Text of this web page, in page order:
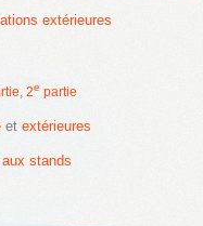
extérieures
2e partie
et extérieures
stands